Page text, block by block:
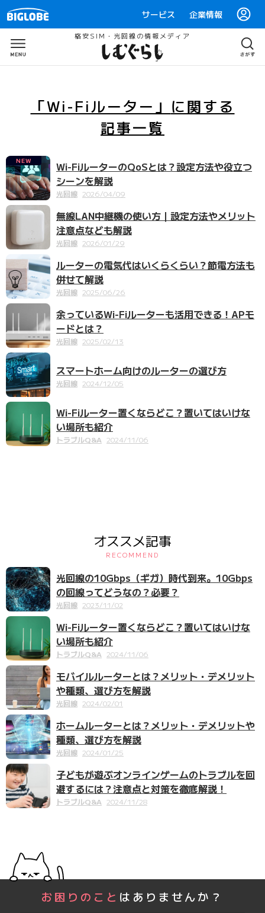
サービス 企業情報
格安SIM・光回線の情報メディア
「Wi-Fiルーター」 に関する
記事一覧
NEW
Wi-FiルーターのQoSとは？設定方法や役立つ
シーンを解説
光回線 2026/04/09
無線LAN中継機の使い方｜設定方法やメリット
注意点なども解説
光回線 2026/01/29
ルーターの電気代はいくらくらい？節電方法も
併せて解説
光回線 2025/06/26
余っているWi-Fiルーターも活用できる！APモ
ードとは？
光回線 2025/02/13
スマートホーム向けのルーターの選び方
光回線 2024/12/05
Wi-Fiルーター置くならどこ？置いてはいけな
い場所も紹介
トラブルQ&A 2024/11/06
オススメ記事
RECOMMEND
光回線の10Gbps（ギガ）時代到来。10Gbps
の回線ってどうなの？必要？
光回線 2023/11/02
Wi-Fiルーター置くならどこ？置いてはいけな
い場所も紹介
トラブルQ&A 2024/11/06
モバイルルーターとは？メリット・デメリット
や種類、選び方を解説
光回線 2024/02/01
ホームルーターとは？メリット・デメリットや
種類、選び方を解説
光回線 2024/01/25
子どもが遊ぶオンラインゲームのトラブルを回
避するには？注意点と対策を徹底解説！
トラブルQ&A 2024/11/28
お困りのこと はありませんか？